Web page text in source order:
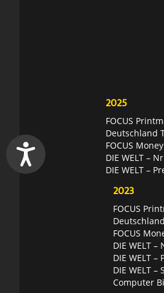
2025
FOCUS
Deutschland
FOCUS
DIE WELT –
DIE WELT –
2023
FOCUS
FOCUS
DIE WELT
DIE WELT
DIE WELT
Computer